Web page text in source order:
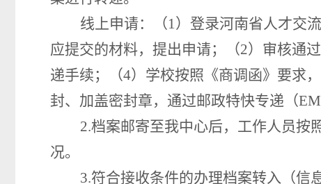
线 上申请：（1）登录河南省人才交
应提交的材料， 提出申请；（2） 审核通过
递手续；（4）学校按照《商调函》要求
封、 加盖密封章， 通过邮政特快专递 （
2.档案邮寄至我中心后，工作人员按
况。
3.符合接收条件的办理档案转入（信